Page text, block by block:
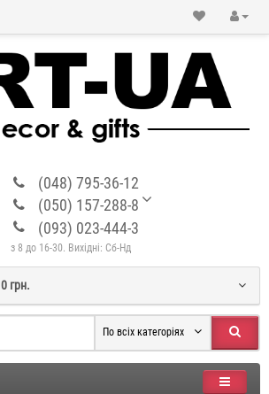
(048) 795-36-12
(050) 157-288-8
(093) 023-444-3
з 8 до 16-30. Вихідні: Сб-Нд
0 грн.
По всіх категоріях